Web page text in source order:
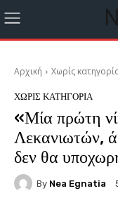
Αρχική Χωρίς
ΧΩΡΊΣ ΚΑΤΗΓΟΡΊΑ
«Μία πρώτη
Λεκανιωτών,
δεν θα
By Nea Egnatia